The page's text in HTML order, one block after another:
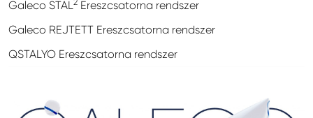
Galeco STAL2 Ereszcsatorna rendszer
Galeco REJTETT Ereszcsatorna rendszer
QSTALYO Ereszcsatorna rendszer